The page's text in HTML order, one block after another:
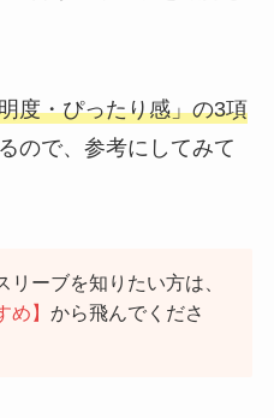
度・ぴったり感」の3項
ので、参考にしてみて
ーブを知りたい方は、
め】から飛んでくださ